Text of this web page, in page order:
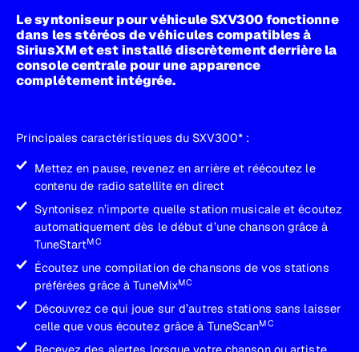
Le syntoniseur pour véhicule SXV300 fonctionne
dans les stéréos de véhicules compatibles à
SiriusXM et est installé discrètement derrière la
console centrale pour une apparence
complétement intégrée.
Principales caractéristiques du SXV300* :
Mettez en pause, revenez en arrière et réécoutez le
contenu de radio satellite en direct
Syntonisez n’importe quelle station musicale et écoutez
automatiquement dès le début d’une chanson grâce à
TuneStartMC
Écoutez une compilation de chansons de vos stations
préférées grâce à TuneMixMC
Découvrez ce qui joue sur d’autres stations sans laisser
celle que vous écoutez grâce à TuneScanMC